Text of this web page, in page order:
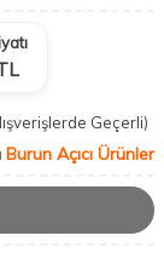
Geçerli)
Burun Açıcı Ürünler